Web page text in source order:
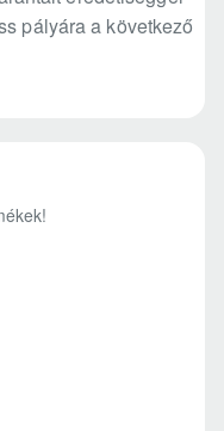
pályára a következő